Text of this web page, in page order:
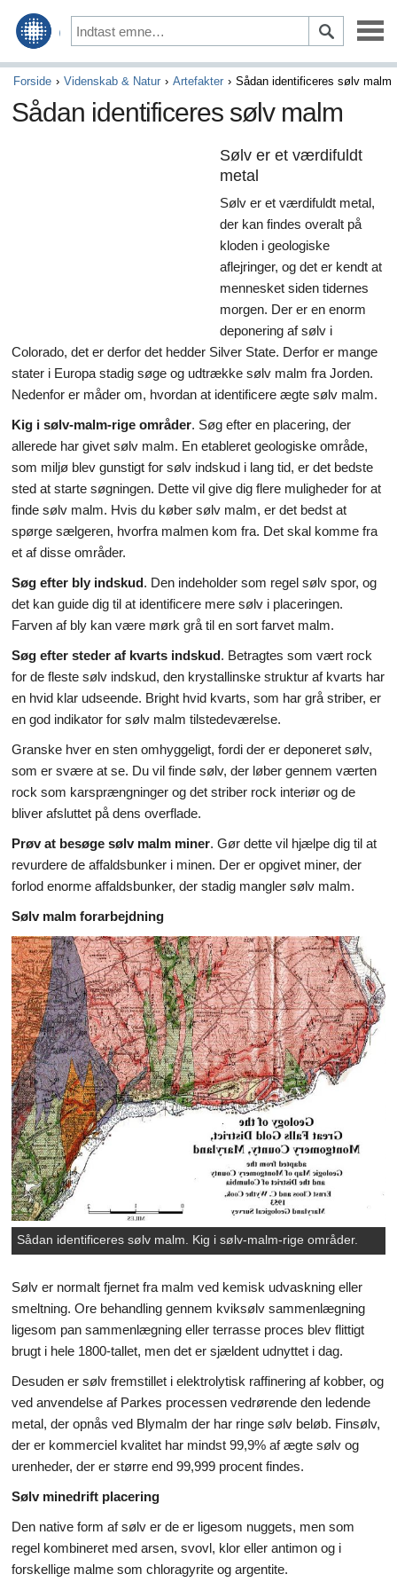
Vedligeholdelse & Reparation
Kørsel & Sikkerhed
Auto finansiering & Forsikring
Aktiviteter & Tidligere tider
Kunsthåndværk
Videnskab & Natur
Forside Videnskab & Natur Artefakter Sådan identificeres sølv malm
Sådan identificeres sølv malm
Sølv er et værdifuldt
metal
Sølv er et værdifuldt metal,
der kan findes overalt på
kloden i geologiske
aflejringer, og det er kendt at
mennesket siden tidernes
morgen. Der er en enorm
deponering af sølv i
Colorado, det er derfor det hedder Silver State. Derfor er mange
stater i Europa stadig søge og udtrække sølv malm fra Jorden.
Nedenfor er måder om, hvordan at identificere ægte sølv malm.
Kig i sølv-malm-rige områder. Søg efter en placering, der
allerede har givet sølv malm. En etableret geologiske område,
som miljø blev gunstigt for sølv indskud i lang tid, er det bedste
sted at starte søgningen. Dette vil give dig flere muligheder for at
finde sølv malm. Hvis du køber sølv malm, er det bedst at
spørge sælgeren, hvorfra malmen kom fra. Det skal komme fra
et af disse områder.
Søg efter bly indskud. Den indeholder som regel sølv spor, og
det kan guide dig til at identificere mere sølv i placeringen.
Farven af bly kan være mørk grå til en sort farvet malm.
Søg efter steder af kvarts indskud. Betragtes som vært rock
for de fleste sølv indskud, den krystallinske struktur af kvarts har
en hvid klar udseende. Bright hvid kvarts, som har grå striber, er
en god indikator for sølv malm tilstedeværelse.
Granske hver en sten omhyggeligt, fordi der er deponeret sølv,
som er svære at se. Du vil finde sølv, der løber gennem værten
rock som karsprængninger og det striber rock interiør og de
bliver afsluttet på dens overflade.
Prøv at besøge sølv malm miner. Gør dette vil hjælpe dig til at
revurdere de affaldsbunker i minen. Der er opgivet miner, der
forlod enorme affaldsbunker, der stadig mangler sølv malm.
Sølv malm forarbejdning
Sådan identificeres sølv malm. Kig i sølv-malm-rige områder.
Sølv er normalt fjernet fra malm ved kemisk udvaskning eller
smeltning. Ore behandling gennem kviksølv sammenlægning
ligesom pan sammenlægning eller terrasse proces blev flittigt
brugt i hele 1800-tallet, men det er sjældent udnyttet i dag.
Desuden er sølv fremstillet i elektrolytisk raffinering af kobber, og
ved anvendelse af Parkes processen vedrørende den ledende
metal, der opnås ved Blymalm der har ringe sølv beløb. Finsølv,
der er kommerciel kvalitet har mindst 99,9% af ægte sølv og
urenheder, der er større end 99,999 procent findes.
Sølv minedrift placering
Den native form af sølv er de er ligesom nuggets, men som
regel kombineret med arsen, svovl, klor eller antimon og i
forskellige malme som chloragyrite og argentite.